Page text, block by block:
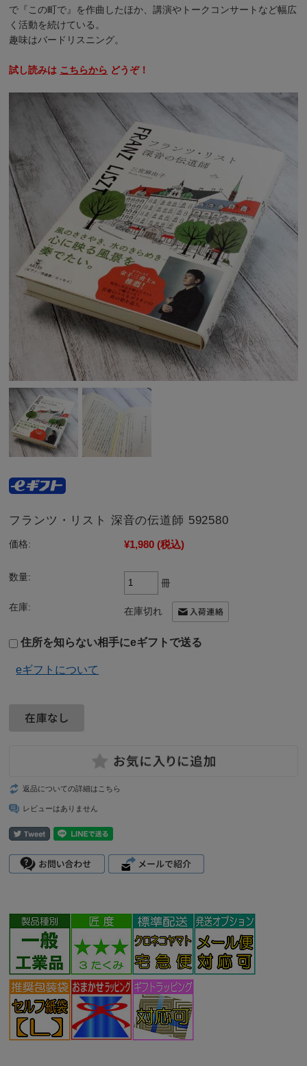
で『この町で』を作曲したほか、講演やトークコンサートなど幅広
く活動を続けている。
趣味はバードリスニング。
試し読みは こちらから どうぞ！
フランツ・リスト 深音の伝道師 592580
価格: ¥1,980 (税込)
数量:
冊
在庫: 在庫切れ
住所を知らない相手にeギフトで送る
eギフトについて
返品についての詳細はこちら
レビューはありません